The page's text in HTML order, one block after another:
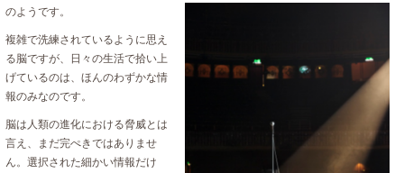
のようです。
複雑で洗練されているように思え
る脳ですが、日々の生活で拾い上
げているのは、ほんのわずかな情
報のみなのです。
脳は人類の進化における脅威とは
言え、まだ完ぺきではありませ
ん。選択された細かい情報だけ